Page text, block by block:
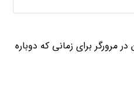
مرورگر برای زمانی که دوباره